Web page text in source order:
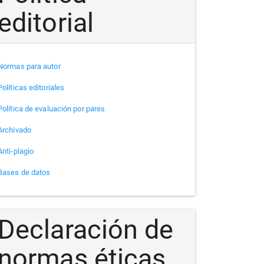
para autor
editoriales
de evaluación por pares
plagio
de datos
Declaración de